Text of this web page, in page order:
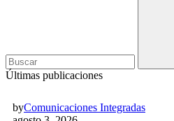
Últimas publicaciones
byComunicaciones Integradas